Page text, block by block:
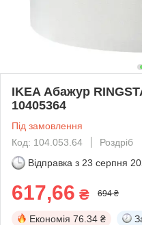
IKEA Абажур
10405364
Під замовлення
Код: 104.053.64
Роздріб
Відправка з 23 серпня
617,66 ₴ 694 ₴
Економія 76.34 ₴